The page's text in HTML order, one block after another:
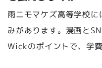
雨ニモマケズ高等学校に
みがあります。漫画と
Wickのポイントで、学